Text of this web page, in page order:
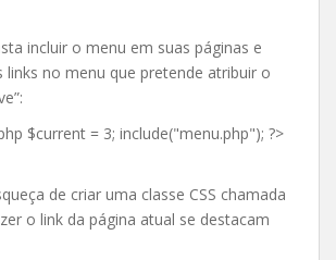
incluir o menu em suas páginas e
links no menu que pretende atribuir o
$current = 3; include("menu.php"); ?>
de criar uma classe CSS chamada
o link da página atual se destacam